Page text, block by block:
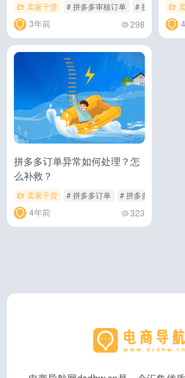
卖家干货 # 拼多多审核订单 # 拼多多订单
3年前 298
拼多多订单异常如何处理？怎
么补救？
卖家干货 # 拼多多订单 # 拼多多订单异常
4年前 323